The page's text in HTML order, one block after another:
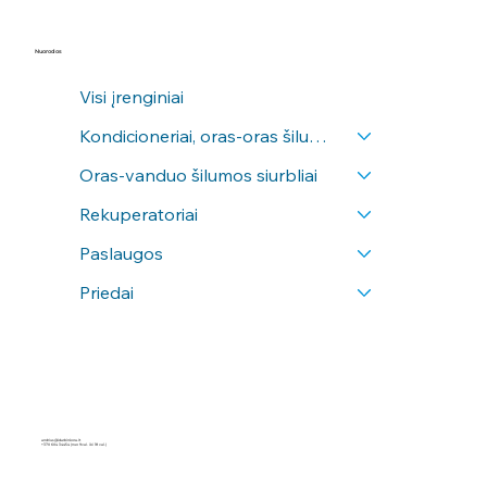
Nuorodos
Visi įrenginiai
Kondicioneriai, oras-oras šilumos siurbliai
Oras-vanduo šilumos siurbliai
Rekuperatoriai
Paslaugos
Priedai
andrius@idarbinkora.lt
+370 604 34454 (nuo 9val. iki 18 val.)